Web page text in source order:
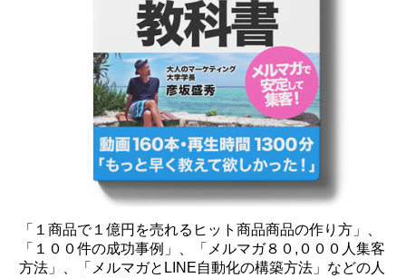
「１商品で１億円を売れるヒット商品商品の作り方」、
「１００件の成功事例」、「メルマガ８０,０００人集客
方法」、「メルマガとLINE自動化の構築方法」などの人